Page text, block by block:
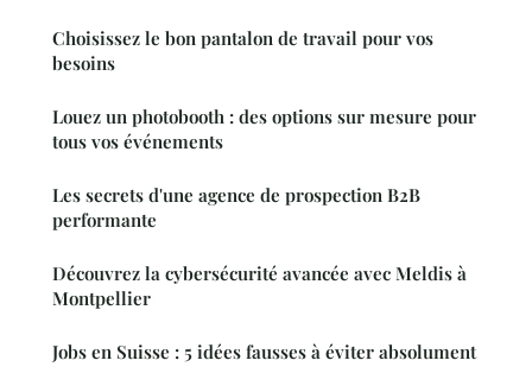
Choisissez le bon pantalon de travail pour vos
besoins
Louez un photobooth : des options sur mesure pour
tous vos événements
Les secrets d'une agence de prospection B2B
performante
Découvrez la cybersécurité avancée avec Meldis à
Montpellier
Jobs en Suisse : 5 idées fausses à éviter absolument